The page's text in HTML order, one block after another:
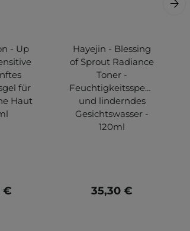
- Up
für
Haut
€
Hayejin - Blessing
of Sprout Radiance
Toner -
Feuchtigkeitsspendendes
und linderndes
Gesichtswasser -
120ml
35,30 €